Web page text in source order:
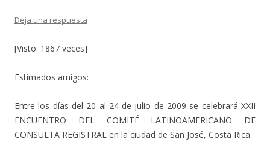
Deja una respuesta
[Visto: 1867 veces]
Estimados amigos:
Entre los días del 20 al 24 de julio de 2009 se celebrará XXII
ENCUENTRO DEL COMITÉ LATINOAMERICANO DE
CONSULTA REGISTRAL en la ciudad de San José, Costa Rica.